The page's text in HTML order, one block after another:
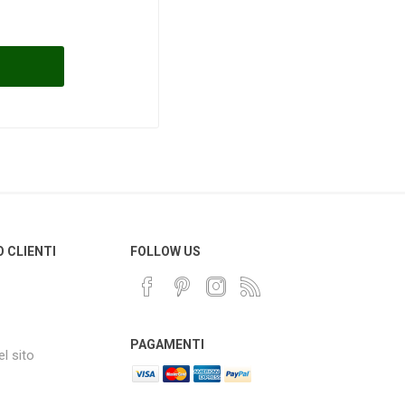
CLIENTI
sito
FOLLOW US
PAGAMENTI